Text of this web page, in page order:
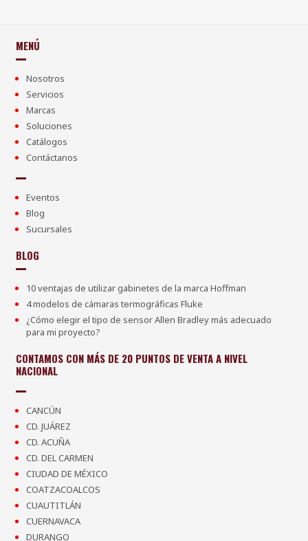
MENÚ
Nosotros
Servicios
Marcas
Soluciones
Catálogos
Contáctanos
Eventos
Blog
Sucursales
BLOG
10 ventajas de utilizar gabinetes de la marca Hoffman
4 modelos de cámaras termográficas Fluke
¿Cómo elegir el tipo de sensor Allen Bradley más adecuado
para mi proyecto?
CONTAMOS CON MÁS DE 20 PUNTOS DE VENTA A NIVEL
NACIONAL
CANCÚN
CD. JUÁREZ
CD. ACUÑA
CD. DEL CARMEN
CIUDAD DE MÉXICO
COATZACOALCOS
CUAUTITLÁN
CUERNAVACA
DURANGO